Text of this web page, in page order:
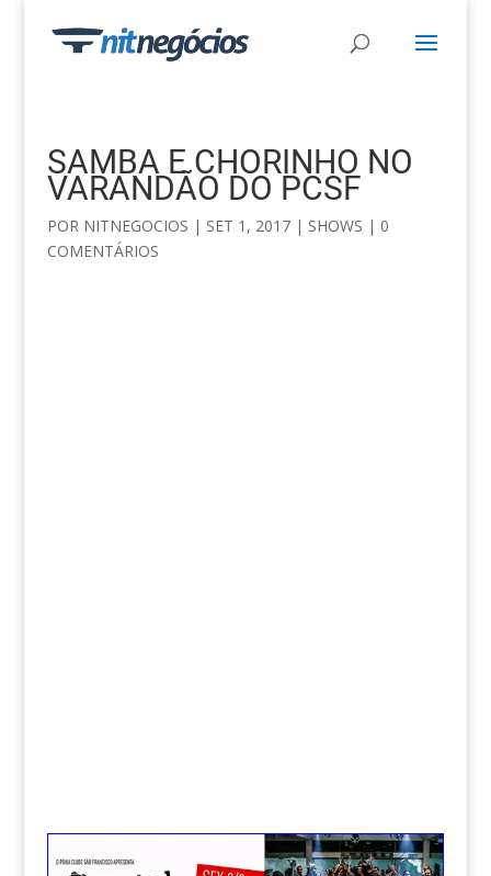
SAMBA E CHORINHO NO
VARANDÃO DO PCSF
POR NITNEGOCIOS | SET 1, 2017| SHOWS | 0
COMENTÁRIOS